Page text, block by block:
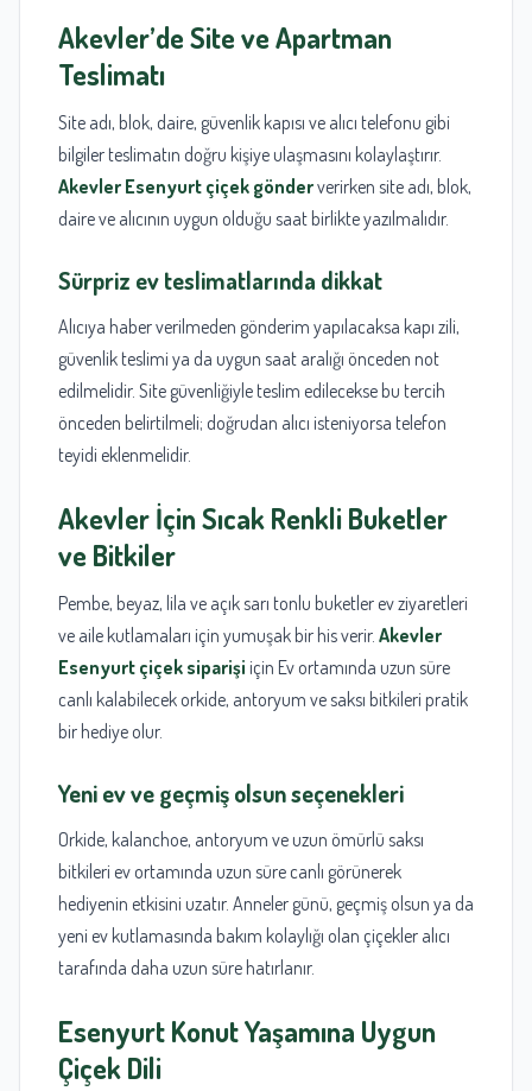
Akevler’de Site ve Apartman
Teslimatı
Site adı, blok, daire, güvenlik kapısı ve alıcı telefonu gibi
bilgiler teslimatın doğru kişiye ulaşmasını kolaylaştırır.
Akevler Esenyurt çiçek gönderverirken site adı, blok,
daire ve alıcının uygun olduğu saat birlikte yazılmalıdır.
Sürpriz ev teslimatlarında dikkat
Alıcıya haber verilmeden gönderim yapılacaksa kapı zili,
güvenlik teslimi ya da uygun saat aralığı önceden not
edilmelidir. Site güvenliğiyle teslim edilecekse bu tercih
önceden belirtilmeli; doğrudan alıcı isteniyorsa telefon
teyidi eklenmelidir.
Akevler İçin Sıcak Renkli Buketler
ve Bitkiler
Pembe, beyaz, lila ve açık sarı tonlu buketler ev ziyaretleri
ve aile kutlamaları için yumuşak bir his verir. Akevler
Esenyurt çiçek siparişi için Ev ortamında uzun süre
canlı kalabilecek orkide, antoryum ve saksı bitkileri pratik
bir hediye olur.
Yeni ev ve geçmiş olsun seçenekleri
Orkide, kalanchoe, antoryum ve uzun ömürlü saksı
bitkileri ev ortamında uzun süre canlı görünerek
hediyenin etkisini uzatır. Anneler günü, geçmiş olsun ya da
yeni ev kutlamasında bakım kolaylığı olan çiçekler alıcı
tarafında daha uzun süre hatırlanır.
Esenyurt Konut Yaşamına Uygun
Çiçek Dili